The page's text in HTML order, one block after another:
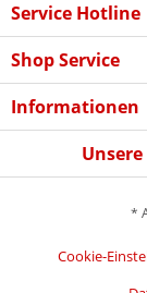
Service Hotline
Shop Service
Informationen
*
Cookie-